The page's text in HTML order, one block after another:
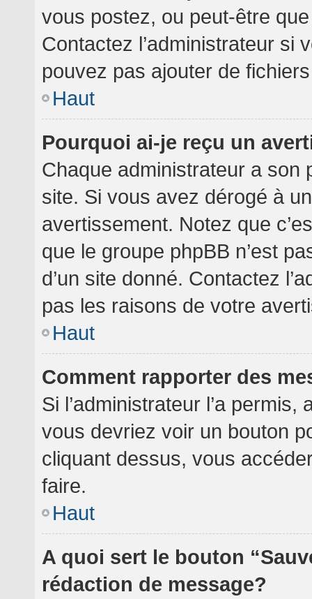
vous postez, ou peut-être
Contactez l’administrateur si
pouvez pas ajouter de
Haut
Pourquoi ai-je reçu un
Chaque administrateur a son
site. Si vous avez dérogé à
avertissement. Notez que
que le groupe phpBB n’est
d’un site donné. Contactez
pas les raisons de votre
Haut
Comment rapporter des
Si l’administrateur l’a
vous devriez voir un bouton
cliquant dessus, vous
faire.
Haut
A quoi sert le bouton
rédaction de message?